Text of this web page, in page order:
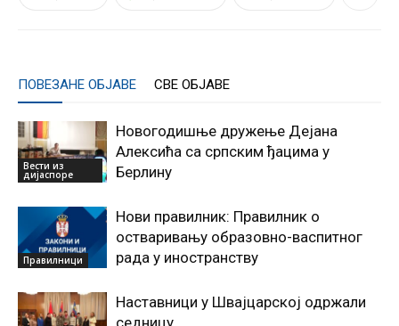
ПОВЕЗАНЕ ОБЈАВЕ СВЕ ОБЈАВЕ
Вести из
дијаспоре
Новогодишње дружење Дејана
Алексића са српским ђацима у
Берлину
Правилници
Нови правилник: Правилник о
остваривању образовно-васпитног
рада у иностранству
Наставници у Швајцарској одржали
седницу